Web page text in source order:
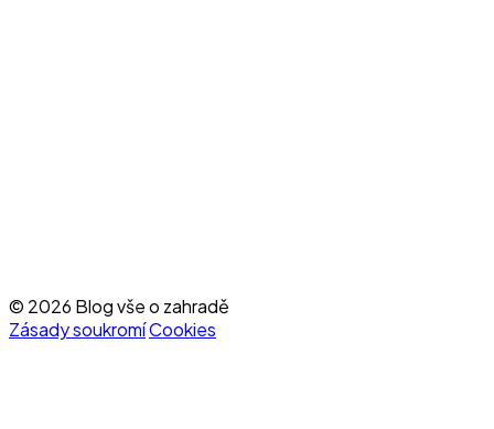
© 2026 Blog vše o zahradě
Zásady soukromíCookies